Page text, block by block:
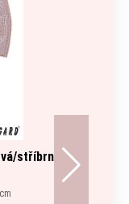
stříbrná